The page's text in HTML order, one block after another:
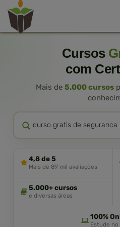
Cursos
com
Mais de 5.000 cursos
4,8 de 5
Mais de 89 mil avaliações
5.000+ cursos
e diversas áreas
100%
Estude